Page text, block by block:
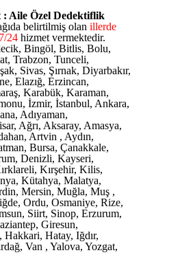
: Aile Özel Dedektiflik
belirtilmiş olan illerde
7/24 hizmet vermektedir.
Bingöl, Bitlis, Bolu,
Trabzon, Tunceli,
Sivas, Şırnak, Diyarbakır,
Elazığ, Erzincan,
Karabük, Karaman,
İzmir, İstanbul, Ankara,
Adıyaman,
Ağrı, Aksaray, Amasya,
Artvin , Aydın,
Bursa, Çanakkale,
Denizli, Kayseri,
Kırşehir, Kilis,
Kütahya, Malatya,
Mersin, Muğla, Muş ,
Ordu, Osmaniye, Rize,
Siirt, Sinop, Erzurum,
Giresun,
Hakkari, Hatay, Iğdır,
Van , Yalova, Yozgat,